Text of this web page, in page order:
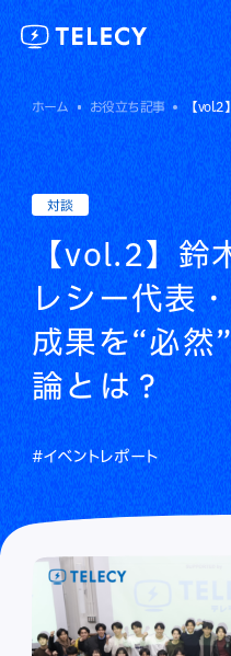
ホーム お役立ち記事 【vol.2
対談
【vol.2】鈴
レシー代表
成果を“必然
論とは？
#イベントレポート